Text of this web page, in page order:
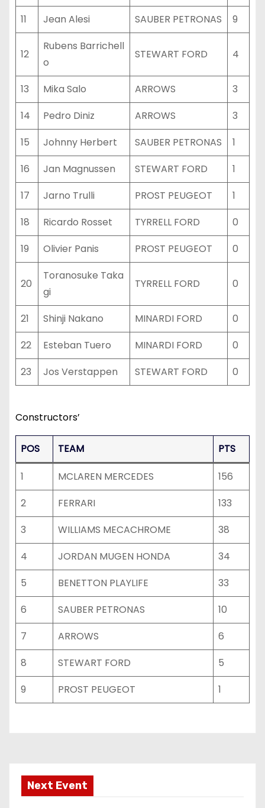
11 Jean Alesi SAUBER PETRONAS 9
12
Rubens Barrichell
o
STEWART FORD 4
13 Mika Salo ARROWS
3
14
Pedro Diniz ARROWS
3
15
Johnny Herbert SAUBER PETRONAS
1
16
Jan Magnussen STEWART FORD
1
17
Jarno Trulli PROST PEUGEOT
1
18
Ricardo Rosset TYRRELL FORD
0
19
Olivier Panis PROST PEUGEOT 0
20
Toranosuke Taka
gi
TYRRELL FORD 0
21 Shinji Nakano MINARDI FORD
0
22
Esteban Tuero MINARDI FORD
0
23
Jos Verstappen STEWART FORD 0
Constructors’
POS TEAM PTS
1 MCLAREN MERCEDES
156
2
FERRARI
133
3
WILLIAMS MECACHROME
38
4
JORDAN MUGEN HONDA
34
5
BENETTON PLAYLIFE
33
6
SAUBER PETRONAS
10
7
ARROWS
6
8
STEWART FORD
5
9
PROST PEUGEOT 1
Next Event